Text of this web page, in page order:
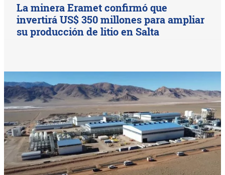
La minera Eramet confirmó que
invertirá US$ 350 millones para ampliar
su producción de litio en Salta